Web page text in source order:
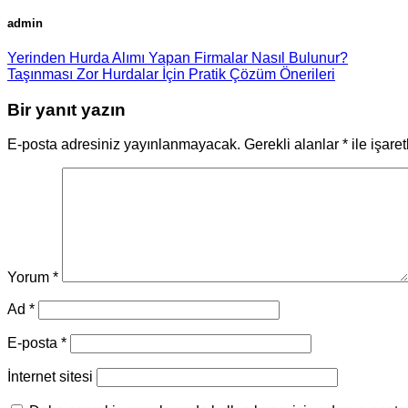
admin
Yerinden Hurda Alımı Yapan Firmalar Nasıl Bulunur?
Taşınması Zor Hurdalar İçin Pratik Çözüm Önerileri
Bir yanıt yazın
E-posta adresiniz yayınlanmayacak. Gerekli alanlar * ile
Yorum *
Ad *
E-posta *
İnternet sitesi